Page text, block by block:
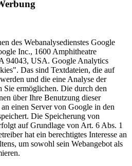
des Webanalysedienstes Google
Inc., 1600 Amphitheatre
94043, USA. Google Analytics
Das sind Textdateien, die auf
und die eine Analyse der
Sie ermöglichen. Die durch den
über Ihre Benutzung dieser
einen Server von Google in den
Die Speicherung von
auf Grundlage von Art. 6 Abs. 1
hat ein berechtigtes Interesse an
um sowohl sein Webangebot als